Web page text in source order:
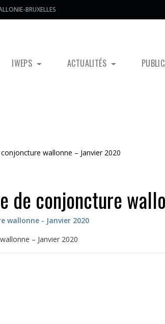
BRUXELLES
IWEPS ACTUALITÉS
wallonne – Janvier 2020
de conjoncture
wallonne - Janvier 2020
– Janvier 2020